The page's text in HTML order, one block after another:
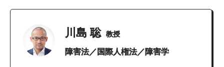
川島 聡 教授
障害法／国際人権法／障害学